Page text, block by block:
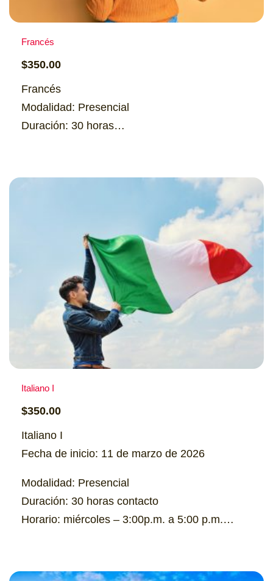
Francés
$350.00
Francés
Modalidad: Presencial
Duración: 30 horas
Costo: $350.00
Italiano I
$350.00
Italiano I
Fecha de inicio: 11 de marzo de 2026
Modalidad: Presencial
Duración: 30 horas contacto
Horario: miércoles – 3:00p.m. a 5:00 p.m.
Información